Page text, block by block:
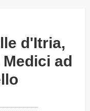
d'Itria,
ad